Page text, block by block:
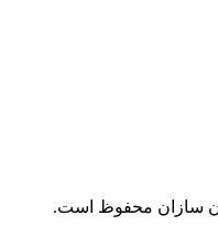
سازان محفوظ است.